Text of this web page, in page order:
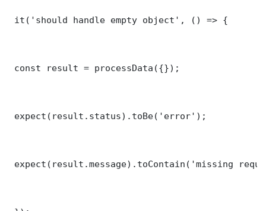
it('should handle empty object', () => {
const result = processData({});
expect(result.status).toBe('error');
expect(result.message).toContain('missing